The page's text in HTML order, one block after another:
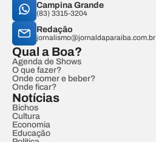
Campina Grande
(83) 3315-3204
Redação
jornalismo@jornaldaparaiba.com.br
Qual a Boa?
Agenda de Shows
O que fazer?
Onde comer e beber?
Onde ficar?
Notícias
Bichos
Cultura
Economia
Educação